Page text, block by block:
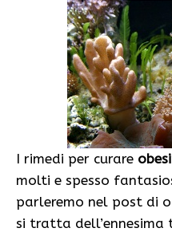
I rimedi per curare
molti e spesso
parleremo nel post di
si tratta